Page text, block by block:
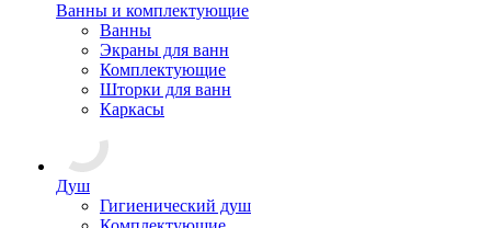
Ванны и комплектующие
Ванны
Экраны для ванн
Комплектующие
Шторки для ванн
Каркасы
Душ
Гигиенический душ